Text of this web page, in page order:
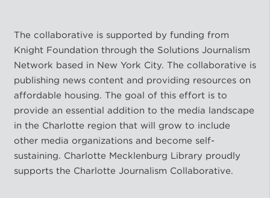
The collaborative is supported by funding from
Knight Foundation through the Solutions Journalism
Network based in New York City. The collaborative is
publishing news content and providing resources on
affordable housing. The goal of this effort is to
provide an essential addition to the media landscape
in the Charlotte region that will grow to include
other media organizations and become self-
sustaining. Charlotte Mecklenburg Library proudly
supports the Charlotte Journalism Collaborative.